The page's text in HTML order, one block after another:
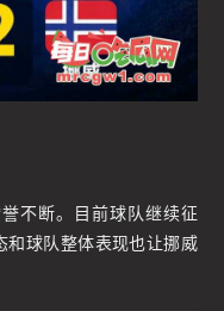
不断。目前球队继续征
和球队整体表现也让挪威